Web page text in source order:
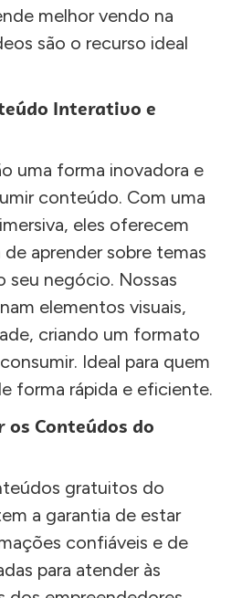
melhor vendo na
são o recurso ideal
Interativo e
uma forma inovadora e
conteúdo. Com uma
eles oferecem
de aprender sobre temas
seu negócio. Nossas
elementos visuais,
criando um formato
Ideal para quem
forma rápida e eficiente.
os Conteúdos do
gratuitos do
a garantia de estar
confiáveis e de
para atender às